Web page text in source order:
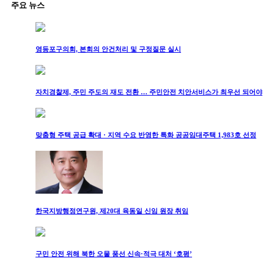
주요 뉴스
영등포구의회, 본회의 안건처리 및 구정질문 실시
자치경찰제, 주민 주도의 재도 전환 … 주민안전 치안서비스가 최우선 되어야
맞춤형 주택 공급 확대 · 지역 수요 반영한 특화 공공임대주택 1,983호 선정
한국지방행정연구원, 제20대 육동일 신임 원장 취임
구민 안전 위해 북한 오물 풍선 신속·적극 대처 ‘호평’